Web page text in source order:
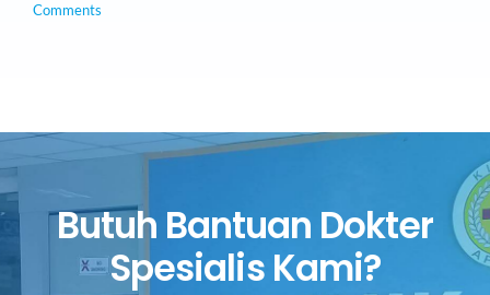
Comments
Butuh Bantuan Dokter
Spesialis Kami?